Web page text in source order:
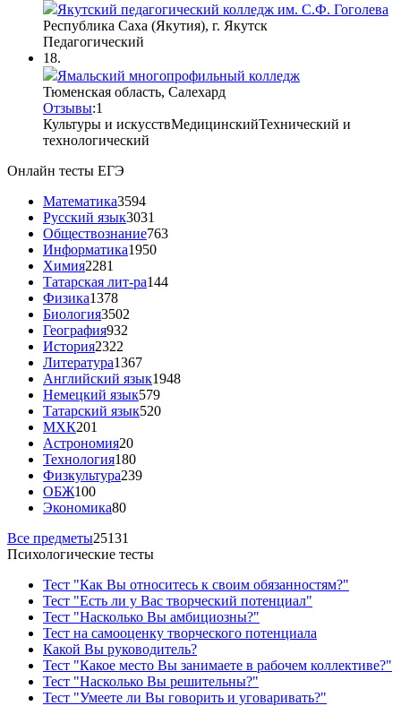
Якутский педагогический колледж им. С.Ф. Гоголева
Республика Саха (Якутия), г. Якутск
Педагогический
18.
Ямальский многопрофильный колледж
Тюменская область, Салехард
Отзывы:1
Культуры и искусствМедицинскийТехнический и
технологический
Онлайн тесты ЕГЭ
Математика3594
Русский язык3031
Обществознание763
Информатика1950
Химия2281
Татарская лит-ра144
Физика1378
Биология3502
География932
История2322
Литература1367
Английский язык1948
Немецкий язык579
Татарский язык520
МХК201
Астрономия20
Технология180
Физкультура239
ОБЖ100
Экономика80
Все предметы25131
Психологические тесты
Тест "Как Вы относитесь к своим обязанностям?"
Тест "Есть ли у Вас творческий потенциал"
Тест "Насколько Вы амбициозны?"
Тест на самооценку творческого потенциала
Какой Вы руководитель?
Тест "Какое место Вы занимаете в рабочем коллективе?"
Тест "Насколько Вы решительны?"
Тест "Умеете ли Вы говорить и уговаривать?"